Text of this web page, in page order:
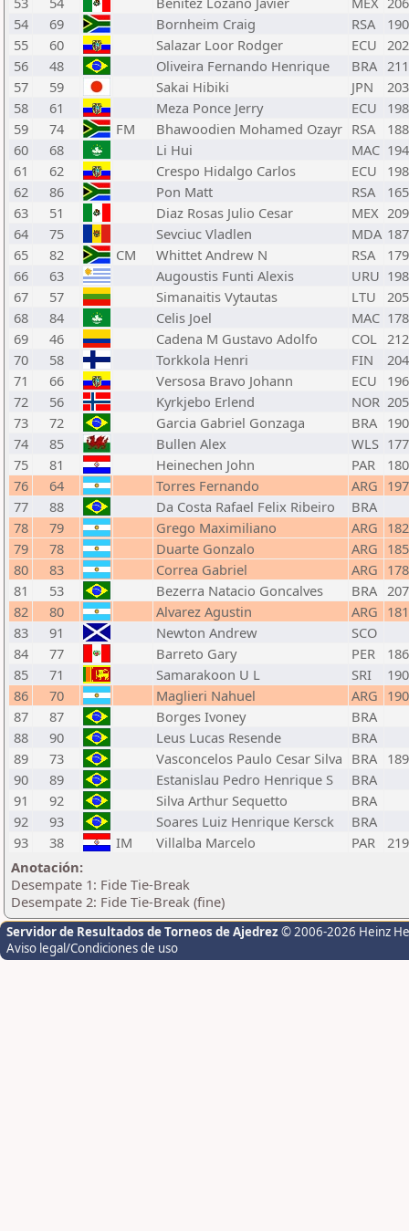
54
69 Bornheim Craig RSA
55
60 Salazar Loor Rodger ECU
56
48 Oliveira Fernando Henrique BRA
57
59 Sakai Hibiki JPN
58
61 Meza Ponce Jerry ECU
59
74 FM Bhawoodien Mohamed Ozayr RSA
60
68 Li Hui MAC
61
62 Crespo Hidalgo Carlos ECU
62
86 Pon Matt RSA
63
51 Diaz Rosas Julio Cesar MEX
64
75 Sevciuc Vladlen MDA
65
82 CM Whittet Andrew N RSA
66
63 Augoustis Funti Alexis URU
67
57 Simanaitis Vytautas LTU
68
84 Celis Joel MAC
69
46 Cadena M Gustavo Adolfo COL
70
58 Torkkola Henri FIN
71
66 Versosa Bravo Johann ECU
72
56 Kyrkjebo Erlend NOR
73
72 Garcia Gabriel Gonzaga BRA
74
85 Bullen Alex WLS
75
81 Heinechen John PAR
76
64 Torres Fernando ARG
77
88 Da Costa Rafael Felix Ribeiro
BRA
78
79 Grego Maximiliano ARG
79
78 Duarte Gonzalo ARG
80
83 Correa Gabriel ARG
81
53 Bezerra Natacio Goncalves BRA
82
80 Alvarez Agustin ARG
83
91 Newton Andrew
SCO
84
77 Barreto Gary PER
85
71 Samarakoon U L SRI
86
70 Maglieri Nahuel ARG
87
87 Borges Ivoney
BRA
88
90 Leus Lucas Resende
BRA
89
73 Vasconcelos Paulo Cesar Silva BRA
90
89 Estanislau Pedro Henrique S
BRA
91
92 Silva Arthur Sequetto
BRA
92
93 Soares Luiz Henrique Kersck
BRA
93
38 IM Villalba Marcelo PAR
Anotación:
Desempate 1: Fide Tie-Break
Desempate 2: Fide Tie-Break (fine)
Servidor de Resultados de Torneos de Ajedrez © 2006-2026 Heinz
Aviso legal/Condiciones de uso